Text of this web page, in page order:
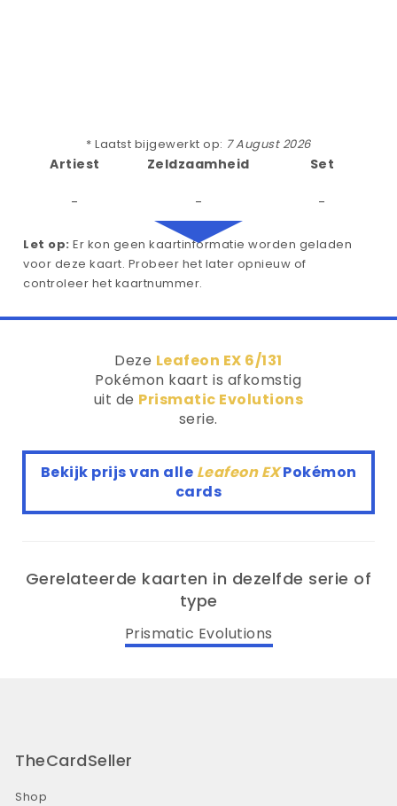
* Laatst bijgewerkt op: 7 August 2026
Artiest
-
Zeldzaamheid
-
Set
-
Let op: Er kon geen kaartinformatie worden geladen
voor deze kaart. Probeer het later opnieuw of
controleer het kaartnummer.
Deze Leafeon EX 6/131
Pokémon kaart is afkomstig
uit de Prismatic Evolutions
serie.
Bekijk prijs van alle Leafeon EXPokémon
cards
Gerelateerde kaarten in dezelfde serie of
type
Prismatic Evolutions
TheCardSeller
Shop